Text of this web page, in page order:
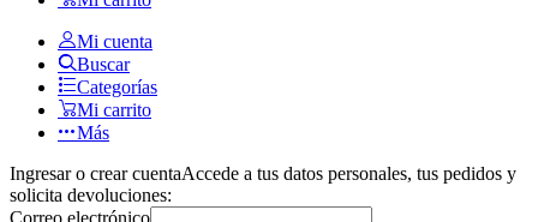
Mi cuenta
Buscar
Categorías
Mi carrito
Más
Ingresar o crear cuentaAccede a tus datos personales, tus pedidos y
solicita devoluciones:
Correo electrónico